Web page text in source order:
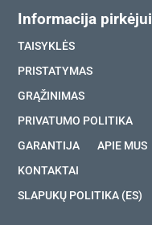
Informacija pirkėjui
TAISYKLĖS
PRISTATYMAS
GRĄŽINIMAS
PRIVATUMO POLITIKA
GARANTIJA
APIE MUS
KONTAKTAI
SLAPUKŲ POLITIKA (ES)